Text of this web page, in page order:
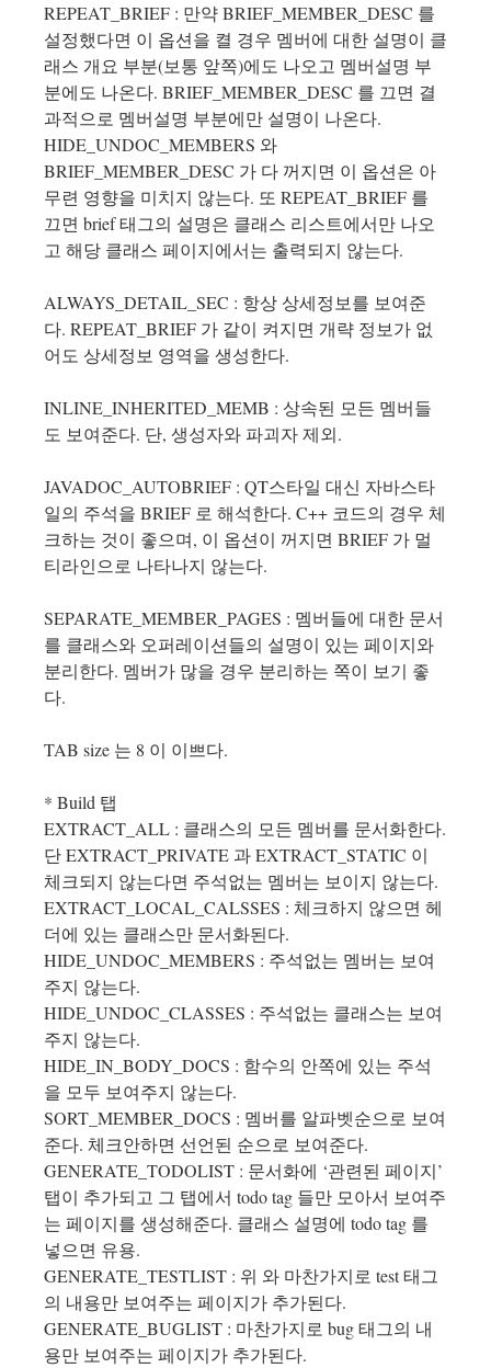
REPEAT_BRIEF : 만약 BRIEF_MEMBER_DESC 를
설정했다면 이 옵션을 켤 경우 멤버에 대한 설명이 클
래스 개요 부분(보통 앞쪽)에도 나오고 멤버설명 부
분에도 나온다. BRIEF_MEMBER_DESC 를 끄면 결
과적으로 멤버설명 부분에만 설명이 나온다.
HIDE_UNDOC_MEMBERS 와
BRIEF_MEMBER_DESC 가 다 꺼지면 이 옵션은 아
무련 영향을 미치지 않는다. 또 REPEAT_BRIEF 를
끄면 brief 태그의 설명은 클래스 리스트에서만 나오
고 해당 클래스 페이지에서는 출력되지 않는다.
ALWAYS_DETAIL_SEC : 항상 상세정보를 보여준
다. REPEAT_BRIEF 가 같이 켜지면 개략 정보가 없
어도 상세정보 영역을 생성한다.
INLINE_INHERITED_MEMB : 상속된 모든 멤버들
도 보여준다. 단, 생성자와 파괴자 제외.
JAVADOC_AUTOBRIEF : QT스타일 대신 자바스타
일의 주석을 BRIEF 로 해석한다. C++ 코드의 경우 체
크하는 것이 좋으며, 이 옵션이 꺼지면 BRIEF 가 멀
티라인으로 나타나지 않는다.
SEPARATE_MEMBER_PAGES : 멤버들에 대한 문서
를 클래스와 오퍼레이션들의 설명이 있는 페이지와
분리한다. 멤버가 많을 경우 분리하는 쪽이 보기 좋
다.
TAB size 는 8 이 이쁘다.
* Build 탭
EXTRACT_ALL : 클래스의 모든 멤버를 문서화한다.
단 EXTRACT_PRIVATE 과 EXTRACT_STATIC 이
체크되지 않는다면 주석없는 멤버는 보이지 않는다.
EXTRACT_LOCAL_CALSSES : 체크하지 않으면 헤
더에 있는 클래스만 문서화된다.
HIDE_UNDOC_MEMBERS : 주석없는 멤버는 보여
주지 않는다.
HIDE_UNDOC_CLASSES : 주석없는 클래스는 보여
주지 않는다.
HIDE_IN_BODY_DOCS : 함수의 안쪽에 있는 주석
을 모두 보여주지 않는다.
SORT_MEMBER_DOCS : 멤버를 알파벳순으로 보여
준다. 체크안하면 선언된 순으로 보여준다.
GENERATE_TODOLIST : 문서화에 ‘관련된 페이지’
탭이 추가되고 그 탭에서 todo tag 들만 모아서 보여주
는 페이지를 생성해준다. 클래스 설명에 todo tag 를
넣으면 유용.
GENERATE_TESTLIST : 위 와 마찬가지로 test 태그
의 내용만 보여주는 페이지가 추가된다.
GENERATE_BUGLIST : 마찬가지로 bug 태그의 내
용만 보여주는 페이지가 추가된다.